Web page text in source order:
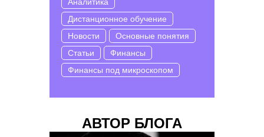
Дистанционное обучение
Новости
Основные понятия
Статьи
Финансы
Финансы под микроскопом
АВТОР БЛОГА